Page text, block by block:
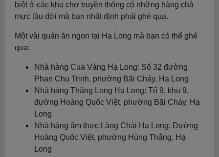
biệt ở các khu chợ truyền thống có những hàng chả
mực lâu đời mà bạn nhất định phải ghé qua.
Một vài quán ăn ngon tại Hạ Long mà bạn có thể ghé
qua:
Nhà hàng Cua Vàng Hạ Long: Số 32 đường
Phan Chu Trinh, phường Bãi Cháy, Hạ Long
Nhà hàng Thăng Long Hạ Long: Tổ 9, khu 9,
đường Hoàng Quốc Việt, phường Bãi Cháy, Hạ
Long
Nhà hàng ẩm thực Làng Chài Hạ Long: Đường
Hoàng Quốc Việt, phường Hùng Thắng, Hạ
Long